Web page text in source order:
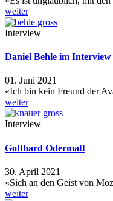
weiter
Interview
Daniel Behle im Interview
01. Juni 2021
«Ich bin kein Freund der
weiter
Interview
Gotthard Odermatt
30. April 2021
«Sich an den Geist von
weiter